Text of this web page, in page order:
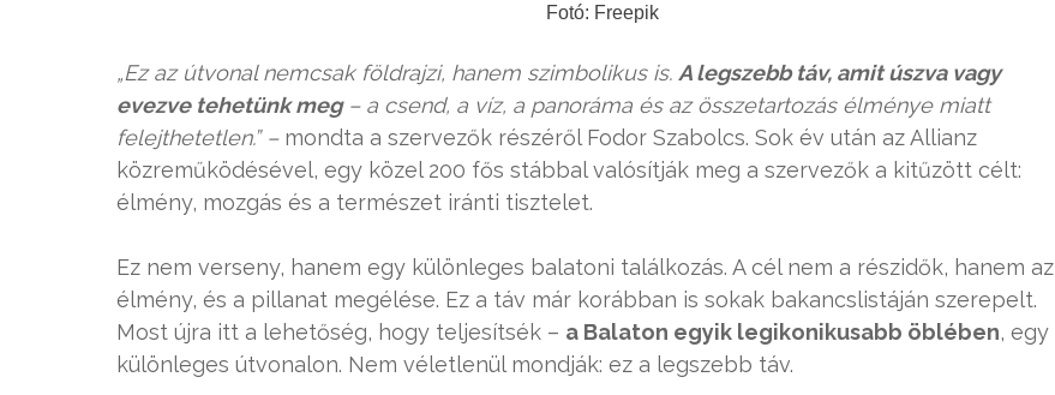
Fotó: Freepik
„Ez az útvonal nemcsak földrajzi, hanem szimbolikus is. A legszebb táv, amit úszva vagy
evezve tehetünk meg– a csend, a víz, a panoráma és az összetartozás élménye miatt
felejthetetlen.” – mondta a szervezők részéről Fodor Szabolcs. Sok év után az Allianz
közreműködésével, egy közel 200 fős stábbal valósítják meg a szervezők a kitűzött célt:
élmény, mozgás és a természet iránti tisztelet.
Ez nem verseny, hanem egy különleges balatoni találkozás. A cél nem a részidők, hanem az
élmény, és a pillanat megélése. Ez a táv már korábban is sokak bakancslistáján szerepelt.
Most újra itt a lehetőség, hogy teljesítsék – a Balaton egyik legikonikusabb öblében, egy
különleges útvonalon. Nem véletlenül mondják: ez a legszebb táv.